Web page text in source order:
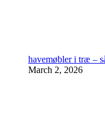
havemøbler i træ –
March 2, 2026